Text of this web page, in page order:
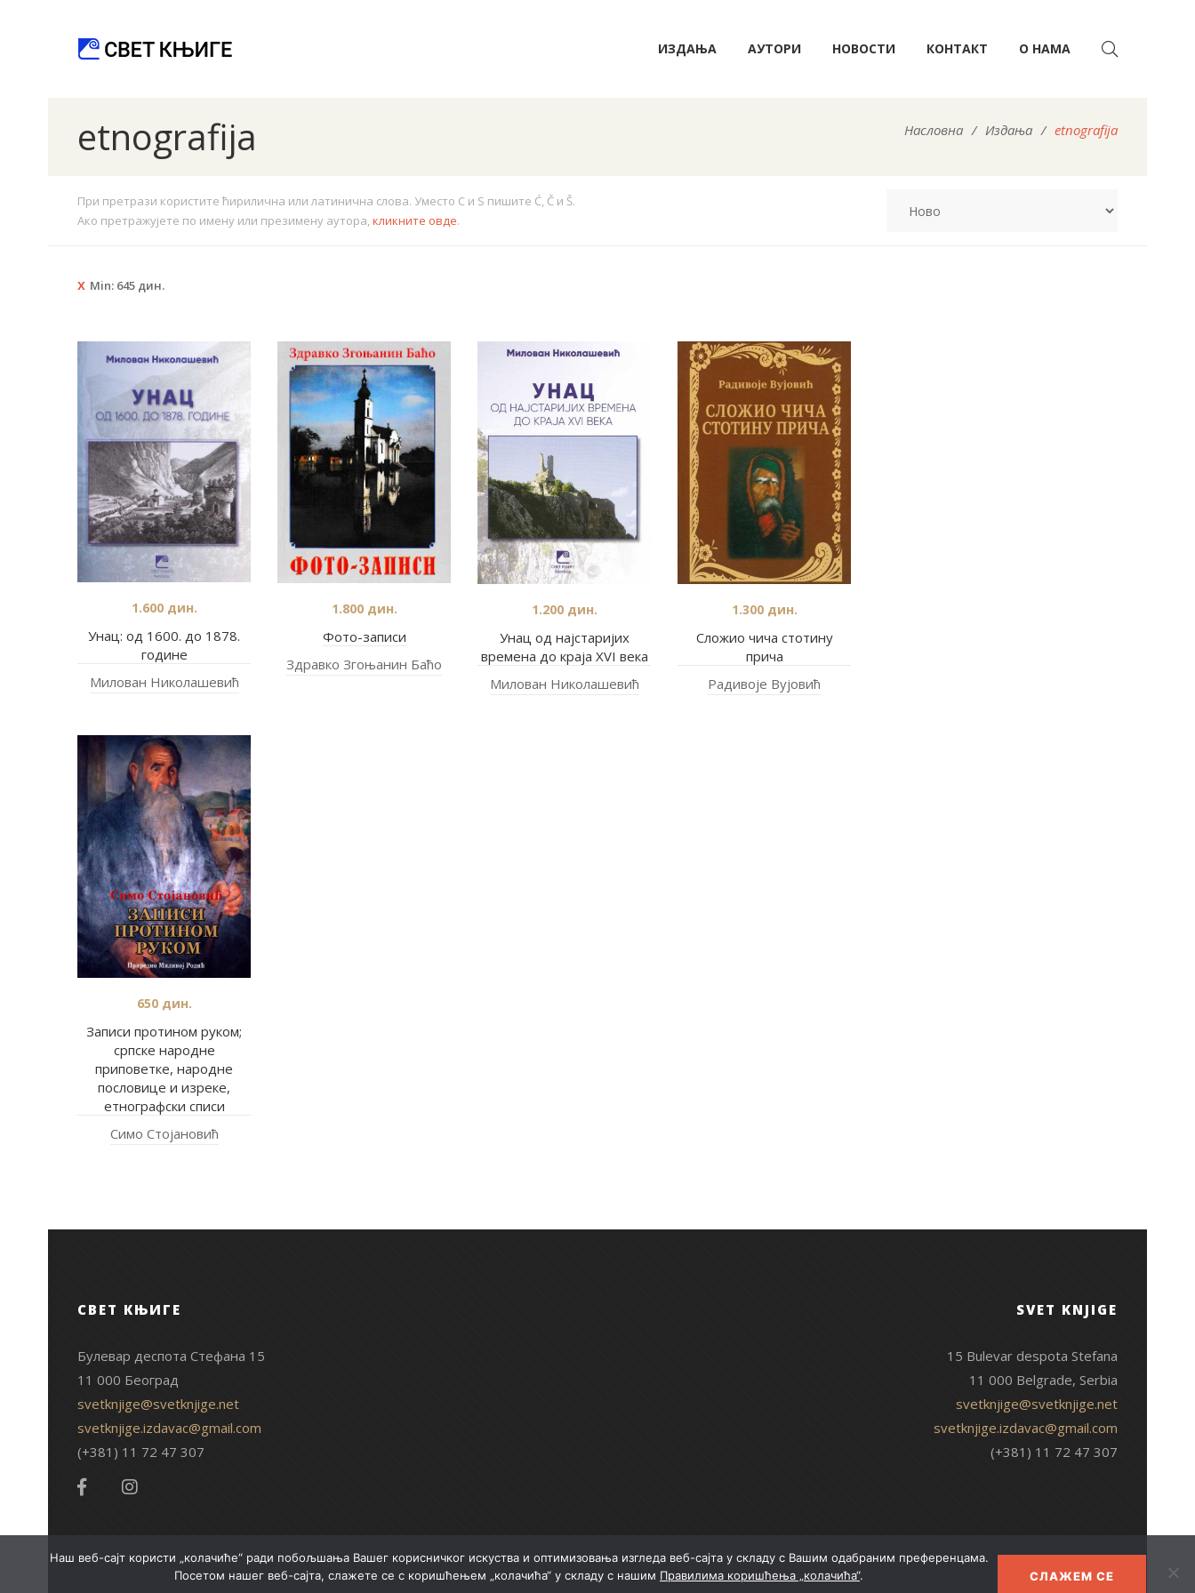
ИЗДАЊА АУТОРИ НОВОСТИ КОНТАКТ О НАМА
etnografija Насловна / Издања / etnografija
При претрази користите ћирилична или латинична слова. Уместо C и S пишите Ć, Č и Š.
Ако претражујете по имену или презимену аутора,кликните овде.
Min: 645 дин.
Унац: од 1600. до 1878.
године
1.600дин.
Милован Николашевић
Фото-записи
1.800дин.
Здравко Згоњанин Баћо
Унац од најстаријих
времена до краја XVI века
1.200дин.
Милован Николашевић
Сложио чича стотину
прича
1.300дин.
Радивоје Вујовић
Записи протином руком;
српске народне
приповетке, народне
пословице и изреке,
етнографски списи
650дин.
Симо Стојановић
СВЕТ КЊИГЕ
Булевар деспота Стефана 15
11 000 Београд
svetknjige@svetknjige.net
svetknjige.izdavac@gmail.com
(+381) 11 72 47 307
SVET KNJIGE
15 Bulevar despota Stefana
11 000 Belgrade, Serbia
svetknjige@svetknjige.net
svetknjige.izdavac@gmail.com
(+381) 11 72 47 307
© 2026 Свет књиге
Наш веб-сајт користи „колачиће“ ради побољшања Вашег корисничког искуства и оптимизовања изгледа веб-сајта у складу с Вашим одабраним преференцама.
Посетом нашег веб-сајта, слажете се с коришћењем „колачића“ у складу с нашим Правилима коришћења „колачића“. СЛАЖЕМ СЕ